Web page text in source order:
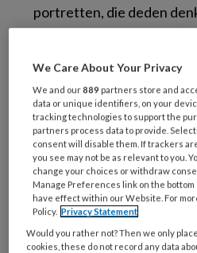
portretten, die deden
Parijse existentialisten
somber was onze jeugd
Van der Keukens boek
vertolking van een
geboren rond het begin
Wereldoorlog die zich
vorige generatie. Het
dat een generatie zich
en het zou niet de laatste
We Care About Your Privacy
We and our889 partners store and
data or unique identifiers, on your
tracking technologies to support the
partners process data to provide.
consent will disable them. If trackers
you see may not be as relevant to you.
change your choices or withdraw
Manage Preferences link on the
have effect within our Website. For
Policy. Privacy Statement
Would you rather not? Then we only
cookies, these do not record any data